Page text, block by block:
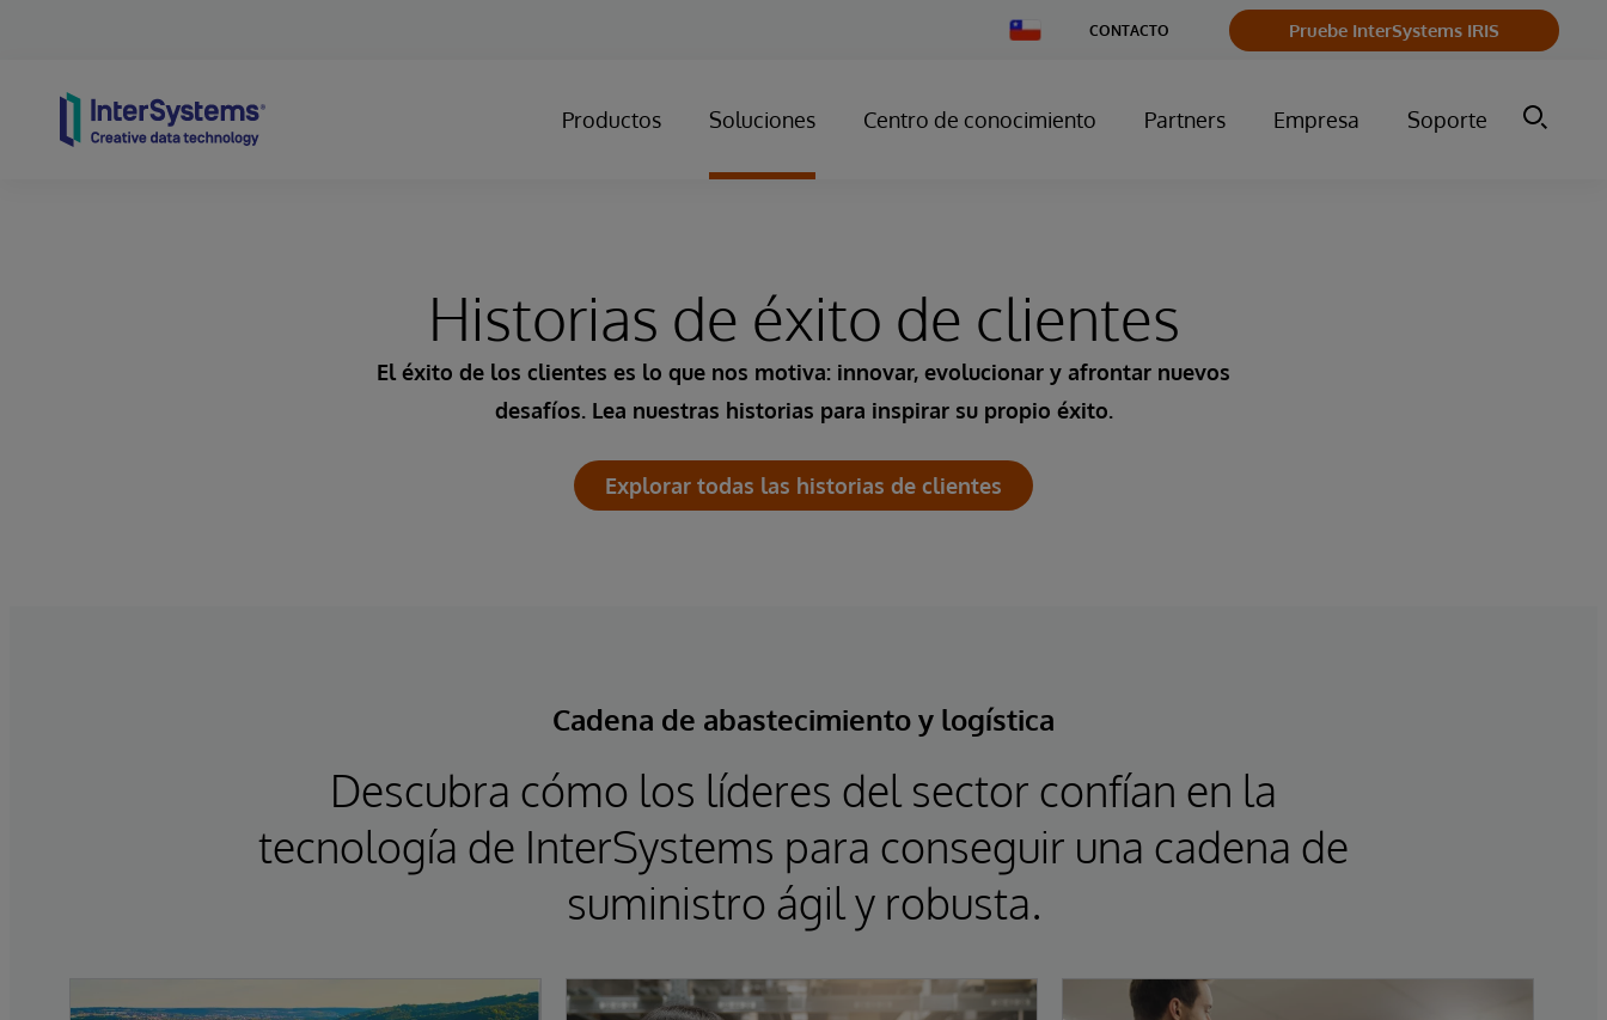
Change
Country
CONTACTO Pruebe InterSystems IRIS
Productos Soluciones Centro de conocimiento Partners Empresa Soporte
Historias de éxito de clientes
El éxito de los clientes es lo que nos motiva: innovar, evolucionar y afrontar nuevos
desafíos. Lea nuestras historias para inspirar su propio éxito.
Explorar todas las historias de clientes
Cadena de abastecimiento y logística
Descubra cómo los líderes del sector confían en la
tecnología de InterSystems para conseguir una cadena de
suministro ágil y robusta.